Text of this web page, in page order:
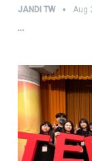
JANDI TW Aug
…